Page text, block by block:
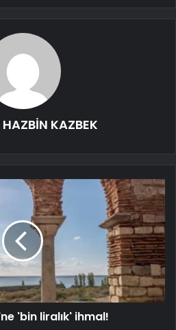
KAZBEK
'bin liralık' ihmal!